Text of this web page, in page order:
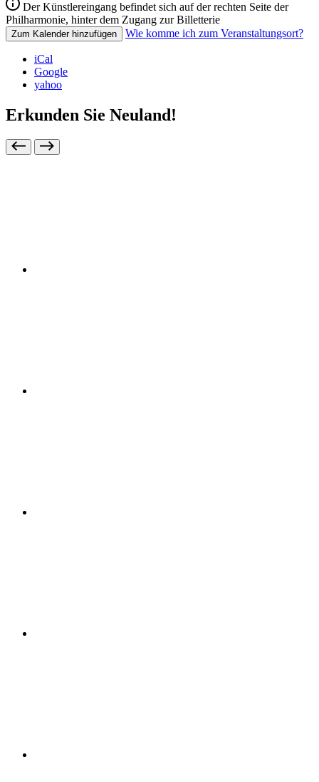
Der Künstlereingang befindet sich auf der rechten Seite der
Philharmonie, hinter dem Zugang zur Billetterie
Zum Kalender hinzufügen Wie komme ich zum Veranstaltungsort?
iCal
Google
yahoo
Erkunden Sie Neuland!